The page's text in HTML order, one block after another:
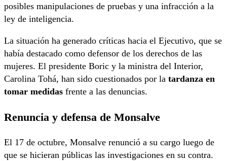
posibles manipulaciones de pruebas y una infracción a la
ley de inteligencia.
La situación ha generado críticas hacia el Ejecutivo, que se
había destacado como defensor de los derechos de las
mujeres. El presidente Boric y la ministra del Interior,
Carolina Tohá, han sido cuestionados por la tardanza en
tomar medidas frente a las denuncias.
Renuncia y defensa de Monsalve
El 17 de octubre, Monsalve renunció a su cargo luego de
que se hicieran públicas las investigaciones en su contra.